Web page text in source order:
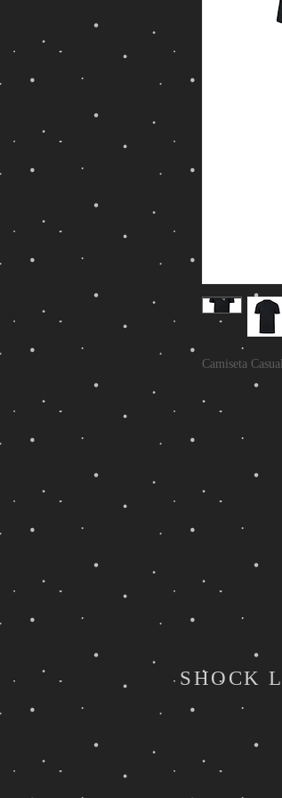
Camiseta
SHOCK